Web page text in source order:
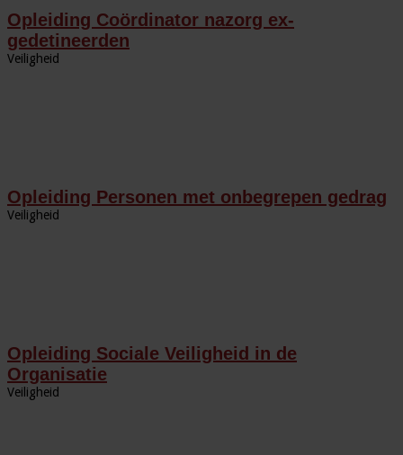
Opleiding Coördinator nazorg ex-
gedetineerden
Veiligheid
Opleiding Personen met onbegrepen gedrag
Veiligheid
Opleiding Sociale Veiligheid in de
Organisatie
Veiligheid